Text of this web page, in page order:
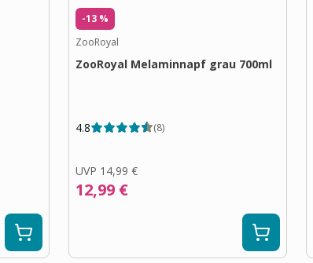
-13 %
ZooRoyal
ZooRoyal Melaminnapf grau 700ml
4.8 (8)
UVP 14,99 €
12,99 €